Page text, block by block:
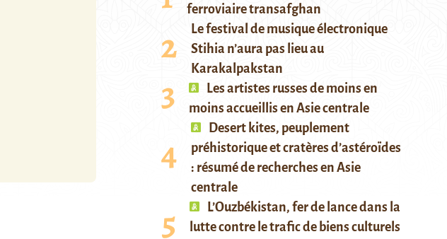
ferroviaire transafghan
Le festival de musique électronique
Stihia n’aura pas lieu au
Karakalpakstan
Les artistes russes de moins en
moins accueillis en Asie centrale
Desert kites, peuplement
préhistorique et cratères d’astéroïdes
: résumé de recherches en Asie
centrale
L’Ouzbékistan, fer de lance dans la
lutte contre le trafic de biens culturels